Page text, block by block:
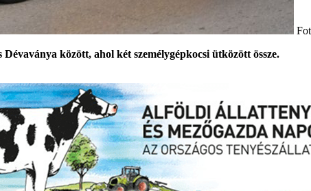
között, ahol két személygépkocsi ütközött össze.